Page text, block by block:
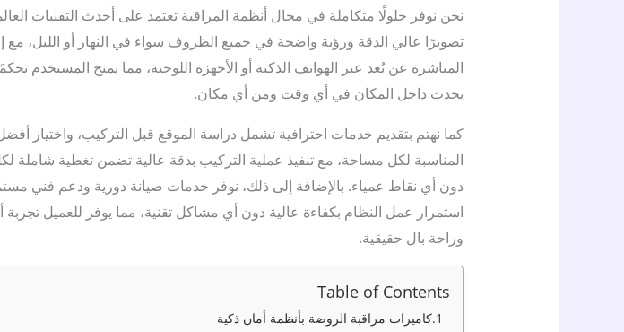
نحن نوفر حلولًا متكاملة في مجال أنظمة المراقبة تعتمد على أحدث التقنيات
تصويرًا عالي الدقة ورؤية واضحة في جميع الظروف سواء في النهار أو الليل، مع
المباشرة عن بُعد عبر الهواتف الذكية أو الأجهزة اللوحية، مما يمنح المستخدم
يحدث داخل المكان في أي وقت ومن أي مكان.
كما نهتم بتقديم خدمات احترافية تشمل دراسة الموقع قبل التركيب، واختيار
المناسبة لكل مساحة، مع تنفيذ عملية التركيب بدقة عالية تضمن تغطية شاملة لكل
دون أي نقاط عمياء. بالإضافة إلى ذلك، نوفر خدمات صيانة دورية ودعم فني
استمرار عمل النظام بكفاءة عالية دون أي مشاكل تقنية، مما يوفر للعميل تجربة
وراحة بال حقيقية.
Table of Contents
كاميرات مراقبة الروضة بأنظمة أمان ذكية